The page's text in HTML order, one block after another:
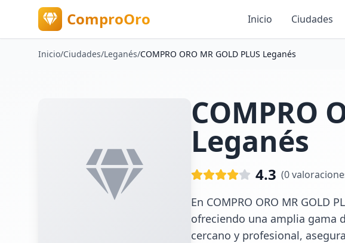
ComproOro Inicio Ciudades
Inicio/Ciudades/Leganés/COMPRO ORO MR GOLD PLUS Leganés
COMPRO
Leganés
4.3 (0
En COMPRO ORO MR
ofreciendo una amplia gama
cercano y profesional,